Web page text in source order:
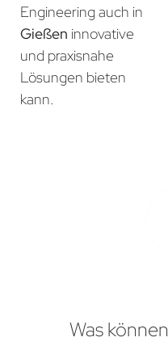
Engineering auch in
Gießen innovative
und praxisnahe
Lösungen bieten
kann.
Was